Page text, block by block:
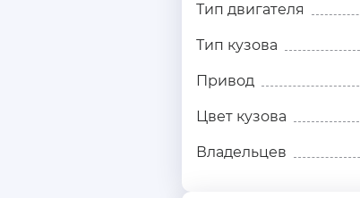
Тип двигателя
Тип кузова
Привод
Цвет кузова
Владельцев